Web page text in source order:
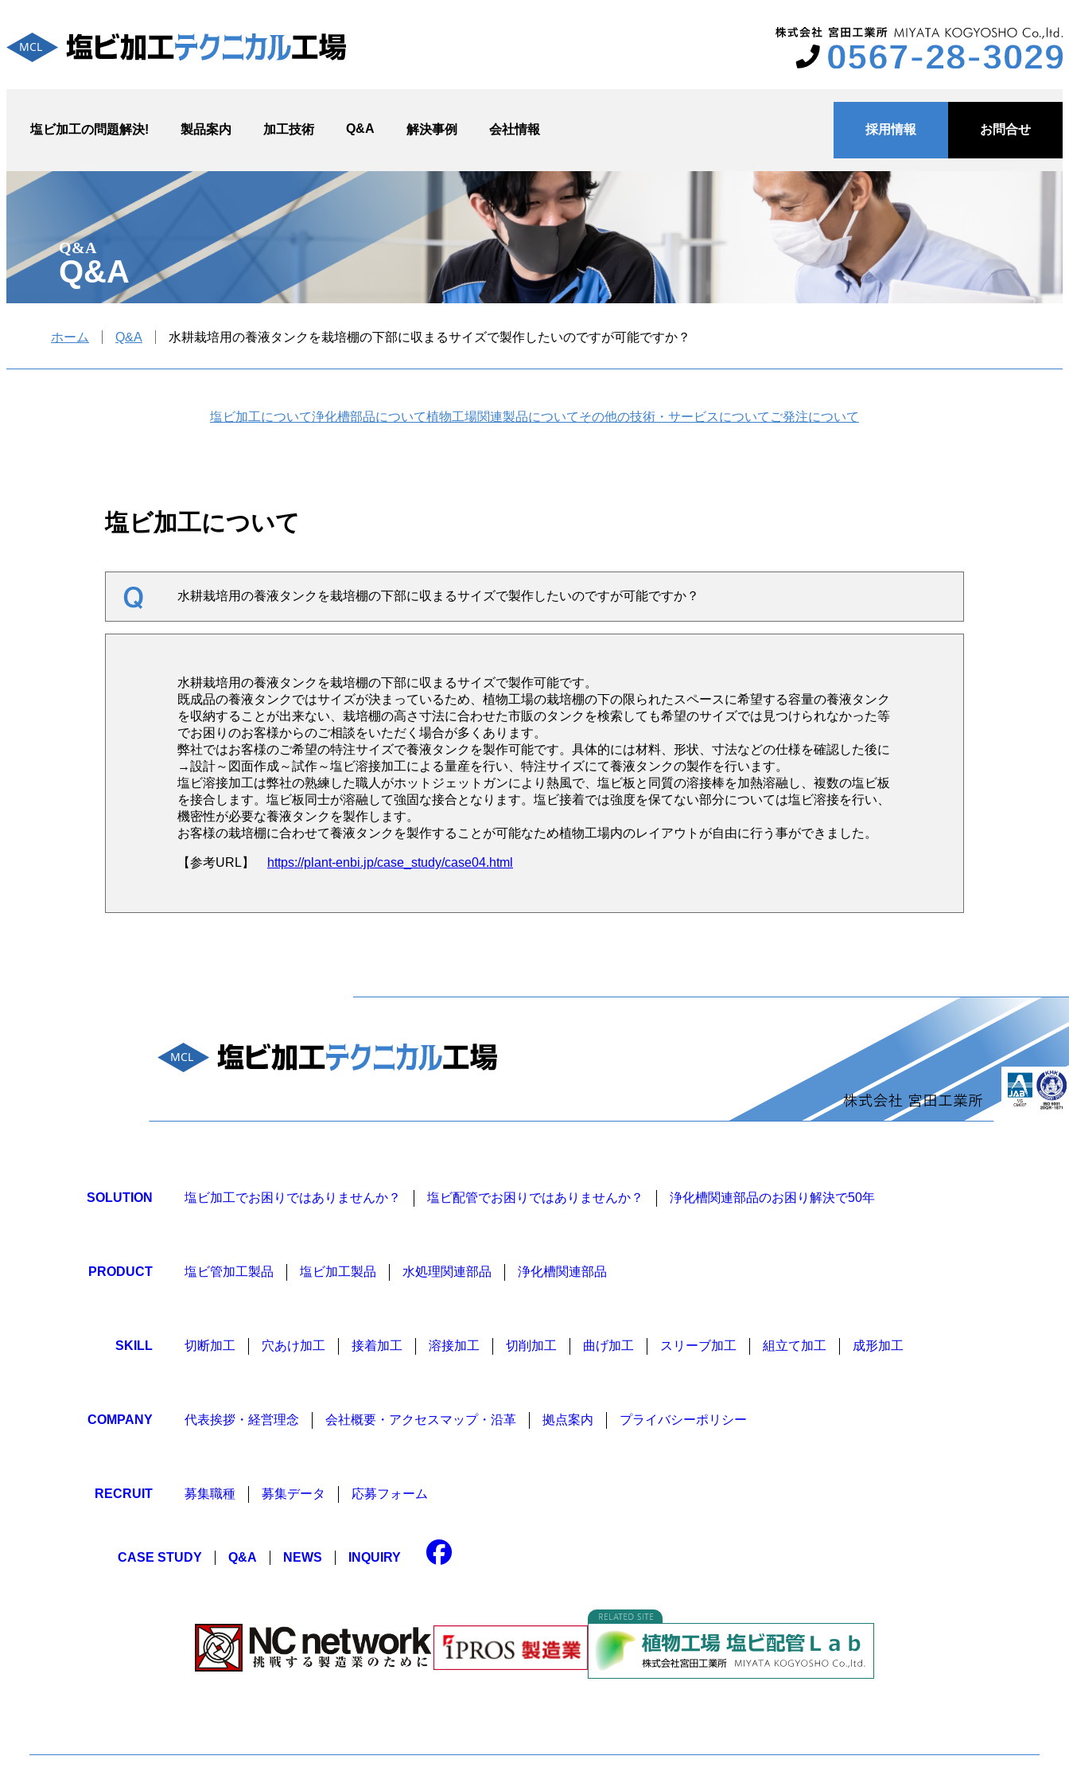
塩ビ加⼯の問題解決! 製品案内 加工技術 Q&A 解決事例 会社情報 採用情報 お問合せ
Q&A
Q&A
ホーム Q&A 水耕栽培用の養液タンクを栽培棚の下部に収まるサイズで製作したいのですが可能ですか？
塩ビ加工について浄化槽部品について植物工場関連製品についてその他の技術・サービスについて ご発注について
塩ビ加工について
水耕栽培用の養液タンクを栽培棚の下部に収まるサイズで製作したいのですが可能ですか？
水耕栽培用の養液タンクを栽培棚の下部に収まるサイズで製作可能です。
既成品の養液タンクではサイズが決まっているため、植物工場の栽培棚の下の限られたスペースに希望する容量の養液タンク
を収納することが出来ない、栽培棚の高さ寸法に合わせた市販のタンクを検索しても希望のサイズでは見つけられなかった等
でお困りのお客様からのご相談をいただく場合が多くあります。
弊社ではお客様のご希望の特注サイズで養液タンクを製作可能です。具体的には材料、形状、寸法などの仕様を確認した後に
→設計～図面作成～試作～塩ビ溶接加工による量産を行い、特注サイズにて養液タンクの製作を行います。
塩ビ溶接加工は弊社の熟練した職人がホットジェットガンにより熱風で、塩ビ板と同質の溶接棒を加熱溶融し、複数の塩ビ板
を接合します。塩ビ板同士が溶融して強固な接合となります。塩ビ接着では強度を保てない部分については塩ビ溶接を行い、
機密性が必要な養液タンクを製作します。
お客様の栽培棚に合わせて養液タンクを製作することが可能なため植物工場内のレイアウトが自由に行う事ができました。
【参考URL】 https://plant-enbi.jp/case_study/case04.html
SOLUTION 塩ビ加工でお困りではありませんか？ 塩ビ配管でお困りではありませんか？ 浄化槽関連部品のお困り解決で50年
PRODUCT 塩ビ管加工製品 塩ビ加工製品 水処理関連部品 浄化槽関連部品
SKILL 切断加工 穴あけ加工 接着加工 溶接加工 切削加工 曲げ加工 スリーブ加工 組立て加工 成形加工
COMPANY 代表挨拶・経営理念 会社概要・アクセスマップ・沿革 拠点案内 プライバシーポリシー
RECRUIT 募集職種 募集データ 応募フォーム
CASE STUDY Q&A NEWS INQUIRY